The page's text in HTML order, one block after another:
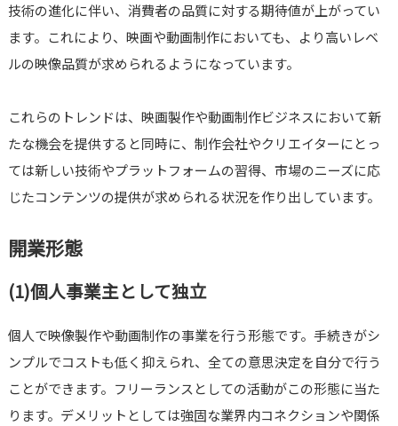
技術の進化に伴い、消費者の品質に対する期待値が上がってい
ます。これにより、映画や動画制作においても、より高いレベ
ルの映像品質が求められるようになっています。
これらのトレンドは、映画製作や動画制作ビジネスにおいて新
たな機会を提供すると同時に、制作会社やクリエイターにとっ
ては新しい技術やプラットフォームの習得、市場のニーズに応
じたコンテンツの提供が求められる状況を作り出しています。
開業形態
(1)個人事業主として独立
個人で映像製作や動画制作の事業を行う形態です。手続きがシ
ンプルでコストも低く抑えられ、全ての意思決定を自分で行う
ことができます。フリーランスとしての活動がこの形態に当た
ります。デメリットとしては強固な業界内コネクションや関係